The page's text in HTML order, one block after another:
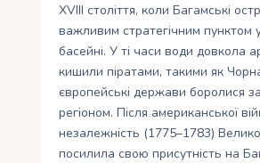
XVIII століття, коли Багамські
важливим стратегічним пунктом
басейні. У ті часи води довкола
кишили піратами, такими як
європейські держави боролися
регіоном. Після американської
незалежність (1775–1783)
посилила свою присутність на